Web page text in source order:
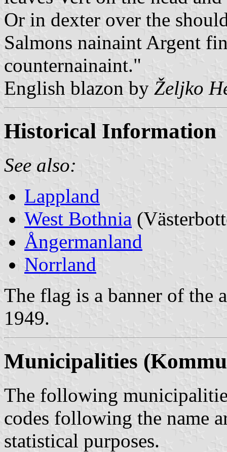
Or in dexter over the
Salmons nainaint Argent
counternainaint."
English blazon by Željko
Historical Information
See also:
Lappland
West Bothnia
Ångermanland
Norrland
The flag is a banner of the
1949.
Municipalities
The following
codes following the name
statistical purposes.